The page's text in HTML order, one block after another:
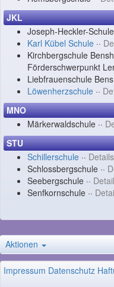
JKL
Joseph-Heckler-Schule
Karl Kübel Schule ··
Kirchbergschule
Förderschwerpunkt
Liebfrauenschule
Löwenherzschule ··
MNO
Märkerwaldschule ··
STU
Schillerschule ·· Details
Schlossbergschule ··
Seebergschule ··
Senfkornschule ··
Aktionen
Impressum Datenschutz